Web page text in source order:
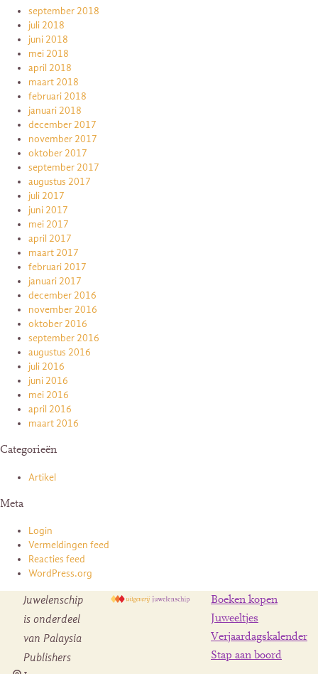
september 2018
juli 2018
juni 2018
mei 2018
april 2018
maart 2018
februari 2018
januari 2018
december 2017
november 2017
oktober 2017
september 2017
augustus 2017
juli 2017
juni 2017
mei 2017
april 2017
maart 2017
februari 2017
januari 2017
december 2016
november 2016
oktober 2016
september 2016
augustus 2016
juli 2016
juni 2016
mei 2016
april 2016
maart 2016
Categorieën
Artikel
Meta
Login
Vermeldingen feed
Reacties feed
WordPress.org
Juwelenschip
is onderdeel
van Palaysia
Publishers
Boeken kopen
Juweeltjes
Verjaardagskalender
Stap aan boord